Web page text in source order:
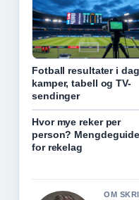
Fotball resultater i
kamper, tabell og TV-
sendinger
Hvor mye reker per
person? Mengdeguide
for rekelag
OM